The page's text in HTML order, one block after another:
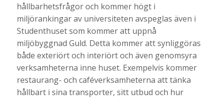
hållbarhetsfrågor och kommer högt i
miljörankingar av universiteten avspeglas även i
Studenthuset som kommer att uppnå
miljöbyggnad Guld. Detta kommer att synliggöras
både exteriört och interiört och även genomsyra
verksamheterna inne huset. Exempelvis kommer
restaurang- och caféverksamheterna att tänka
hållbart i sina transporter, sitt utbud och hur